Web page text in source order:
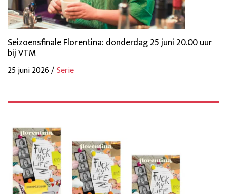
Seizoensfinale Florentina: donderdag 25 juni 20.00 uur
bij VTM
25 juni 2026 /Serie